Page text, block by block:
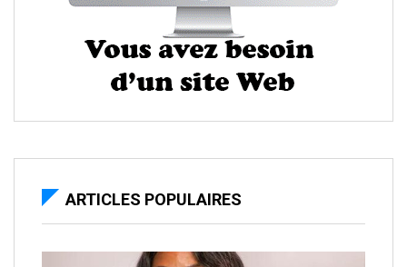
ARTICLES POPULAIRES